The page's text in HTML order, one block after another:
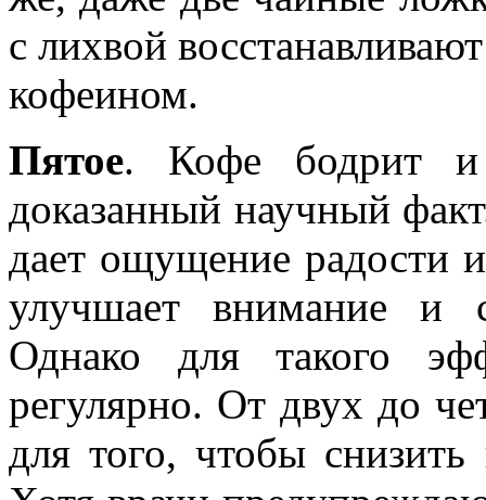
с лихвой
кофеином.
Пятое. Кофе бодрит и
доказанный научный
дает ощущение радости
улучшает внимание и
Однако для такого
регулярно. От двух до
для того, чтобы